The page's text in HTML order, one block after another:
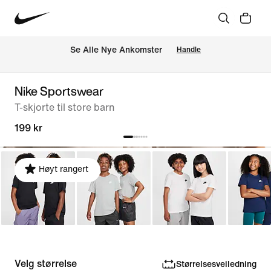
Se Alle Nye Ankomster Handle
Nike Sportswear
T-skjorte til store barn
199 kr
Høyt rangert
Velg størrelse Størrelsesveiledning